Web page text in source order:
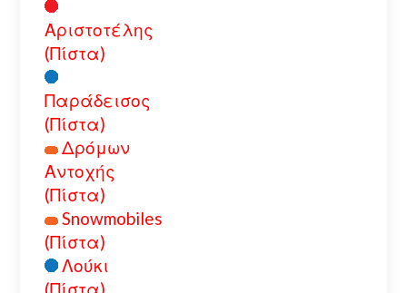
Αριστοτέλης
(Πίστα)
Παράδεισος
(Πίστα)
Δρόμων
Αντοχής
(Πίστα)
Snowmobiles
(Πίστα)
Λούκι